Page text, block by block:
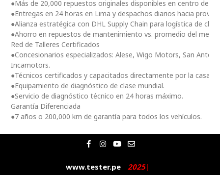
●Más de 20,000 repuestos originales disponibles en centro de
●Entregas en 24 horas en Lima y despachos diarios hacia
●Alianza estratégica con DHL Supply Chain para logística de
●Ahorro en repuestos de mantenimiento vs. promedio del
Red de Talleres Certificados
●Concesionarios especializados: Alese, Wigo Motors, San
Incamotors.
●Técnicos certificados y capacitados directamente por la casa
●Equipamiento de diagnóstico de clase mundial.
●Servicio de diagnóstico técnico en 24 horas máximo.
Garantía Diferenciada
●7 años o 200,000 km de garantía para todos los vehículos.
F
a
e
b
I
n
t
a
Y
o
t
u
E
n
e
l
www.tester.pe 2025|